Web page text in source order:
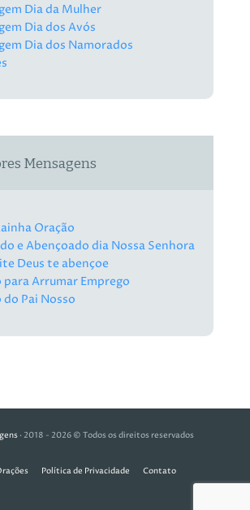
Dia da Mulher
Dia dos Avós
Dia dos Namorados
Mensagens
Oração
e Abençoado dia Nossa Senhora
Deus te abençoe
para Arrumar Emprego
do Pai Nosso
· 2018 - 2026 © Todos os direitos reservados
Política de Privacidade Contato